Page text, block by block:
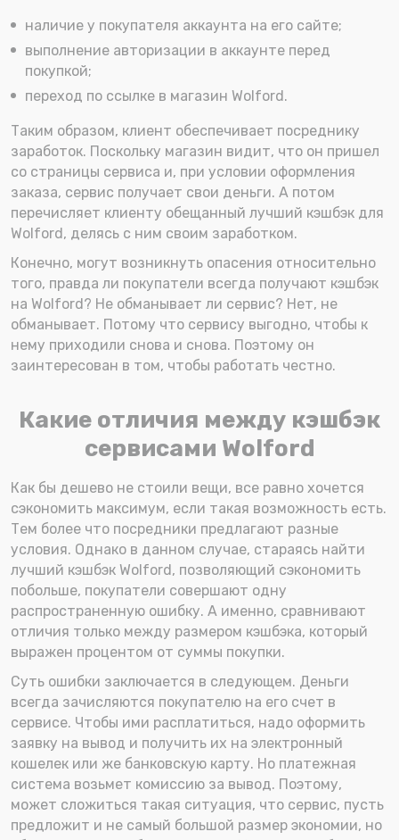
наличие у покупателя аккаунта на его сайте;
выполнение авторизации в аккаунте перед
покупкой;
переход по ссылке в магазин Wolford.
Таким образом, клиент обеспечивает посреднику
заработок. Поскольку магазин видит, что он пришел
со страницы сервиса и, при условии оформления
заказа, сервис получает свои деньги. А потом
перечисляет клиенту обещанный лучший кэшбэк для
Wolford, делясь с ним своим заработком.
Конечно, могут возникнуть опасения относительно
того, правда ли покупатели всегда получают кэшбэк
на Wolford? Не обманывает ли сервис? Нет, не
обманывает. Потому что сервису выгодно, чтобы к
нему приходили снова и снова. Поэтому он
заинтересован в том, чтобы работать честно.
Какие отличия между кэшбэк
сервисами Wolford
Как бы дешево не стоили вещи, все равно хочется
сэкономить максимум, если такая возможность есть.
Тем более что посредники предлагают разные
условия. Однако в данном случае, стараясь найти
лучший кэшбэк Wolford, позволяющий сэкономить
побольше, покупатели совершают одну
распространенную ошибку. А именно, сравнивают
отличия только между размером кэшбэка, который
выражен процентом от суммы покупки.
Суть ошибки заключается в следующем. Деньги
всегда зачисляются покупателю на его счет в
сервисе. Чтобы ими расплатиться, надо оформить
заявку на вывод и получить их на электронный
кошелек или же банковскую карту. Но платежная
система возьмет комиссию за вывод. Поэтому,
может сложиться такая ситуация, что сервис, пусть
предложит и не самый большой размер экономии, но